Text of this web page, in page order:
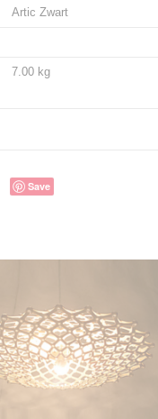
Artic Zwart
7.00 kg
Save